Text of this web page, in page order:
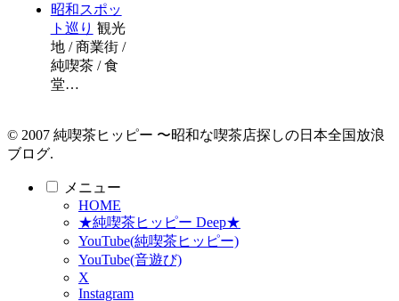
昭和スポッ
ト巡り 観光
地 / 商業街 /
純喫茶 / 食
堂…
© 2007 純喫茶ヒッピー 〜昭和な喫茶店探しの日本全国放浪
ブログ.
メニュー
HOME
★純喫茶ヒッピー Deep★
YouTube(純喫茶ヒッピー)
YouTube(音遊び)
X
Instagram